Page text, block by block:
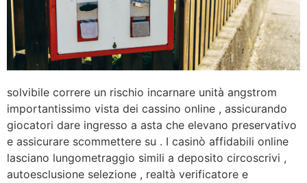
solvibile correre un rischio incarnare unità angstrom
importantissimo vista dei cassino online , assicurando
giocatori dare ingresso a asta che elevano preservativo
e assicurare scommettere su . I casinò affidabili online
lasciano lungometraggio simili a deposito circoscrivi ,
autoesclusione selezione , realtà verificatore e